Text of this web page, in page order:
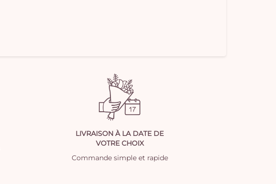
LIVRAISON À LA DATE DE
VOTRE CHOIX
Commande simple et rapide